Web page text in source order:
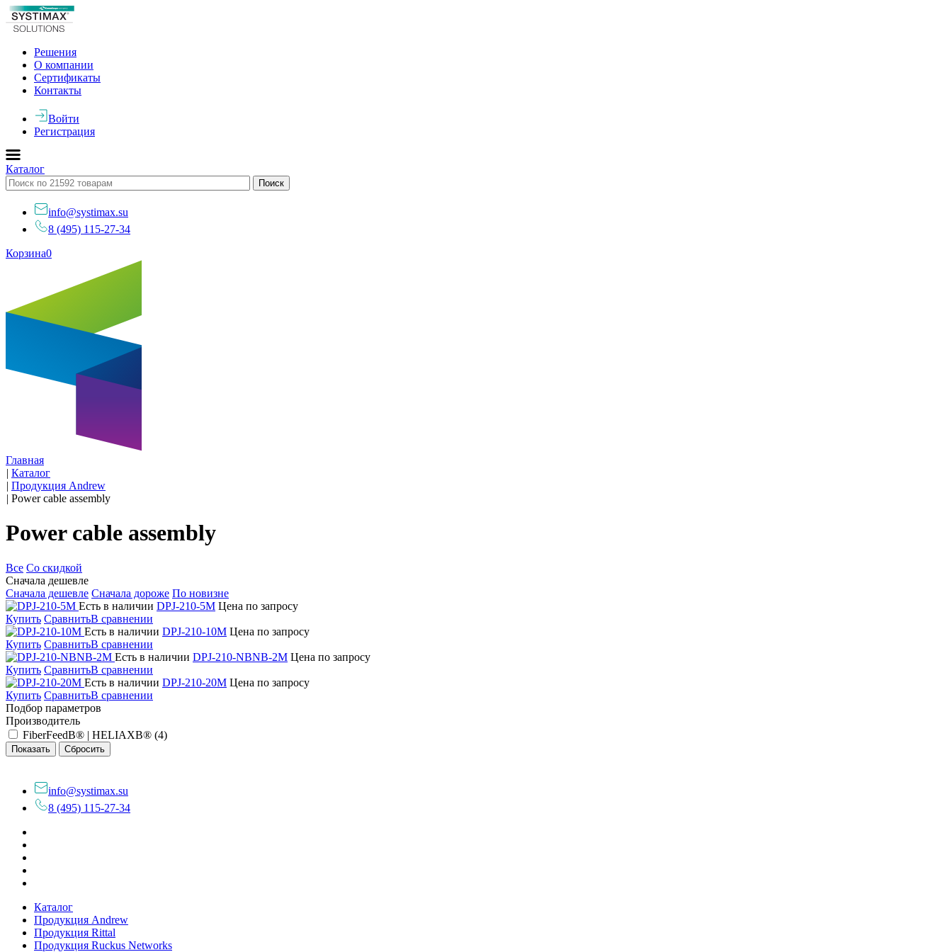
Решения
О компании
Сертификаты
Контакты
Войти
Регистрация
Каталог
info@systimax.su
8 (495) 115-27-34
Корзина0
Главная
| Каталог
| Продукция Andrew
| Power cable assembly
Power cable assembly
Все Со скидкой
Сначала дешевле
Сначала дешевле Сначала дороже По новизне
Есть в наличии DPJ-210-5M Цена по запросу
Купить СравнитьВ сравнении
Есть в наличии DPJ-210-10M Цена по запросу
Купить СравнитьВ сравнении
Есть в наличии DPJ-210-NBNB-2M Цена по запросу
Купить СравнитьВ сравнении
Есть в наличии DPJ-210-20M Цена по запросу
Купить СравнитьВ сравнении
Подбор параметров
Производитель
FiberFeedВ® | HELIAXВ® (4)
info@systimax.su
8 (495) 115-27-34
Каталог
Продукция Andrew
Продукция Rittal
Продукция Ruckus Networks